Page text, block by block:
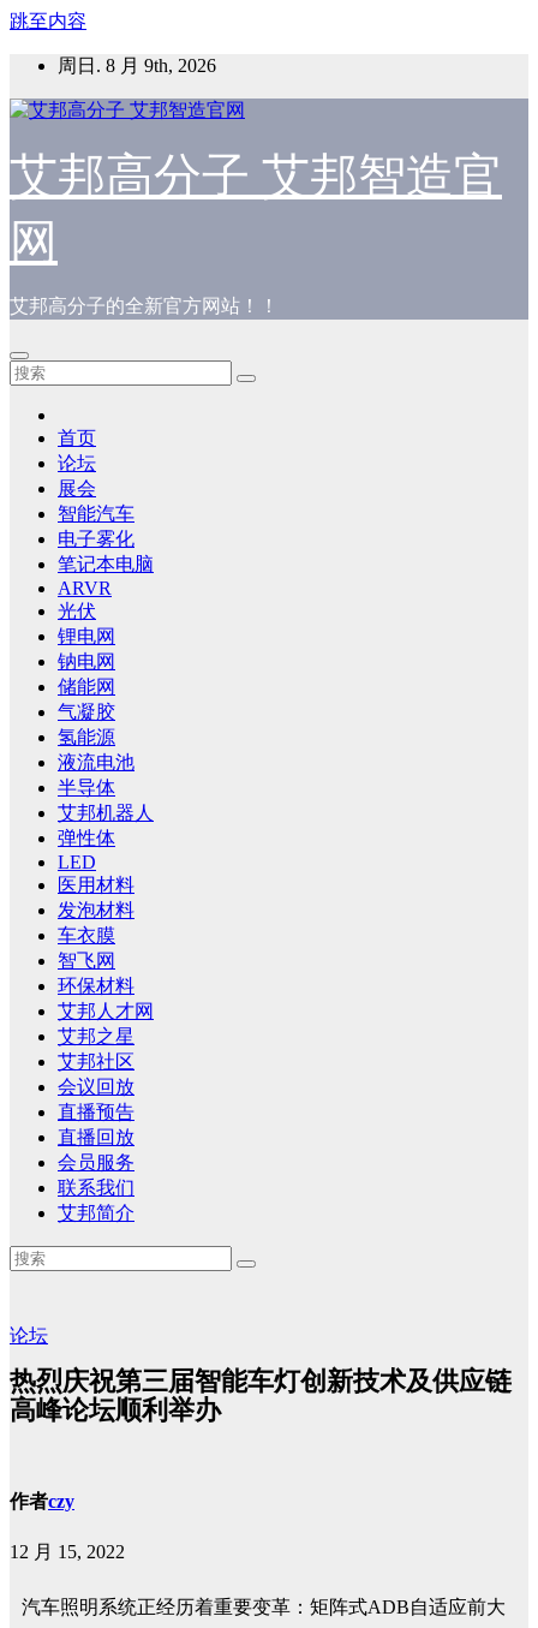
跳至内容
周日. 8 月 9th, 2026
艾邦高分子 艾邦智造官
网
艾邦高分子的全新官方网站！！
首页
论坛
展会
智能汽车
电子雾化
笔记本电脑
ARVR
光伏
锂电网
钠电网
储能网
气凝胶
氢能源
液流电池
半导体
艾邦机器人
弹性体
LED
医用材料
发泡材料
车衣膜
智飞网
环保材料
艾邦人才网
艾邦之星
艾邦社区
会议回放
直播预告
直播回放
会员服务
联系我们
艾邦简介
论坛
热烈庆祝第三届智能车灯创新技术及供应链
高峰论坛顺利举办
作者czy
12 月 15, 2022
汽车照明系统正经历着重要变革：矩阵式ADB自适应前大